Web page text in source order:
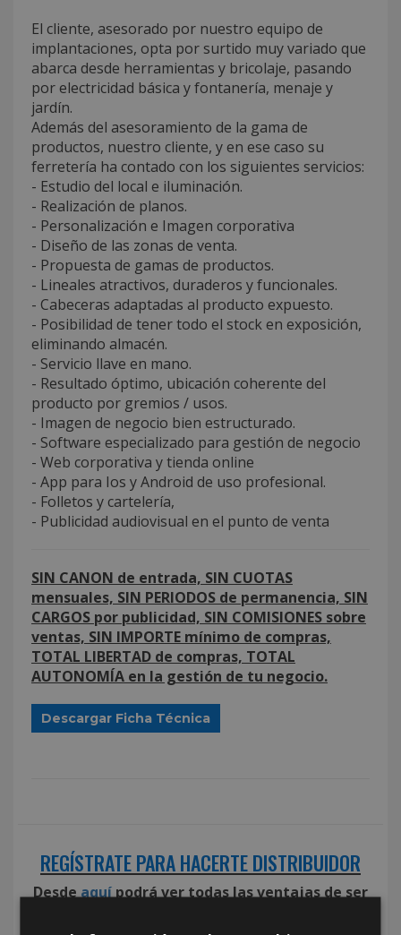
El cliente, asesorado por nuestro equipo de
implantaciones, opta por surtido muy variado que
abarca desde herramientas y bricolaje, pasando
por electricidad básica y fontanería, menaje y
jardín.
Además del asesoramiento de la gama de
productos, nuestro cliente, y en ese caso su
ferretería ha contado con los siguientes servicios:
- Estudio del local e iluminación.
- Realización de planos.
- Personalización e Imagen corporativa
- Diseño de las zonas de venta.
- Propuesta de gamas de productos.
- Lineales atractivos, duraderos y funcionales.
- Cabeceras adaptadas al producto expuesto.
- Posibilidad de tener todo el stock en exposición,
eliminando almacén.
- Servicio llave en mano.
- Resultado óptimo, ubicación coherente del
producto por gremios / usos.
- Imagen de negocio bien estructurado.
- Software especializado para gestión de negocio
- Web corporativa y tienda online
- App para Ios y Android de uso profesional.
- Folletos y cartelería,
- Publicidad audiovisual en el punto de venta
SIN CANON de entrada, SIN CUOTAS
mensuales, SIN PERIODOS de permanencia, SIN
CARGOS por publicidad, SIN COMISIONES sobre
ventas, SIN IMPORTE mínimo de compras,
TOTAL LIBERTAD de compras, TOTAL
AUTONOMÍA en la gestión de tu negocio.
Descargar Ficha Técnica
REGÍSTRATE PARA HACERTE DISTRIBUIDOR
Desdeaquípodrá ver todas las ventajas de ser